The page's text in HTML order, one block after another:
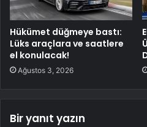
Hükümet düğmeye bastı:
Lüks araçlara ve saatlere
el konulacak!
Ağustos 3, 2026
Bir yanıt yazın